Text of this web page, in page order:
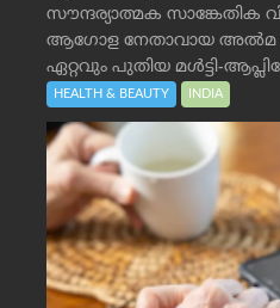
സൗന്ദര്യാത്മക സാങ്കേതിക
ആഗോള നേതാവായ അൽമ
ഏറ്റവും പുതിയ മൾട്ടി-
HEALTH & BEAUTY INDIA